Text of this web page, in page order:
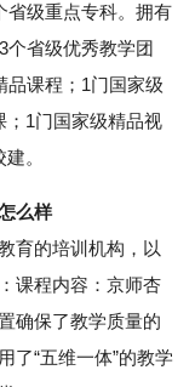
级重点专科。拥有
个省级优秀教学团
品课程；1门国家级
；1门国家级精品视
。
么样
的培训机构，以
课程内容：京师杏
确保了教学质量的
了“五维一体”的教学